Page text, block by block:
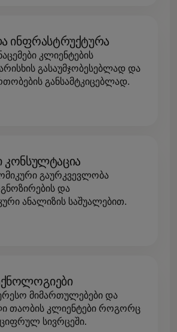
ინფრასტრუქტურა
კლიენტების
გასაუმჯობესებლად და
განსამტკიცებლად.
კონსულტაცია
გაურკვევლობა
და
ანალიზის საშუალებით.
მიმართულებები და
თაობის კლიენტები როგორც
სივრცეში.